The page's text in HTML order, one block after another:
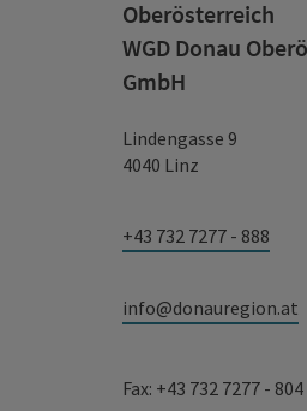
Oberösterreich
WGD Donau
GmbH
Lindengasse 9
4040 Linz
+43 732 7277 - 888
info@donauregion.at
Fax: +43 732 7277 - 804